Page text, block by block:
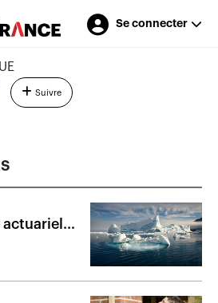
Se connecter
Suivre
actuariel
2025